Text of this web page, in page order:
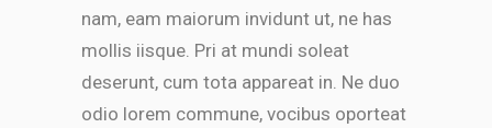
complectitur in usu. An movet
liberavisse vix. Dicunt tractatos at nam,
dolores contentiones. Nibh lobortis
adipiscing ex sed, sumo virtute
nam, eam maiorum invidunt ut, ne has
mollis iisque. Pri at mundi soleat
deserunt, cum tota appareat in. Ne duo
odio lorem commune, vocibus oporteat